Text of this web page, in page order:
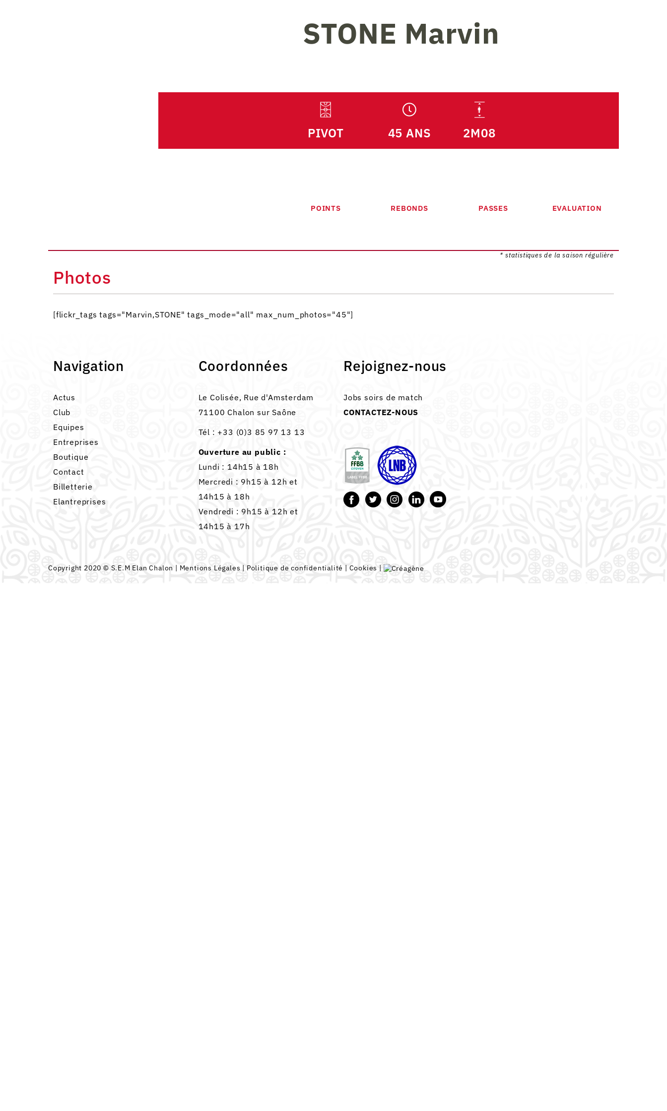
STONE Marvin
PIVOT 45 ANS 2M08
POINTS REBONDS PASSES EVALUATION
* statistiques de la saison régulière
Photos
[flickr_tags tags="Marvin,STONE" tags_mode="all" max_num_photos="45"]
Navigation
Actus
Club
Equipes
Entreprises
Boutique
Contact
Billetterie
Elantreprises
Coordonnées
Le Colisée, Rue d'Amsterdam
71100 Chalon sur Saône
Tél : +33 (0)3 85 97 13 13
Ouverture au public :
Lundi : 14h15 à 18h
Mercredi : 9h15 à 12h et
14h15 à 18h
Vendredi : 9h15 à 12h et
14h15 à 17h
Rejoignez-nous
Jobs soirs de match
CONTACTEZ-NOUS
Copyright 2020 © S.E.M Elan Chalon | Mentions Légales | Politique de confidentialité | Cookies |